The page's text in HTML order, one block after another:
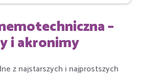
–
i akronimy
z najstarszych i najprostszych